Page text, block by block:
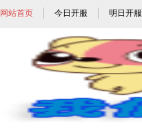
网站首页 今日开服 明日开服